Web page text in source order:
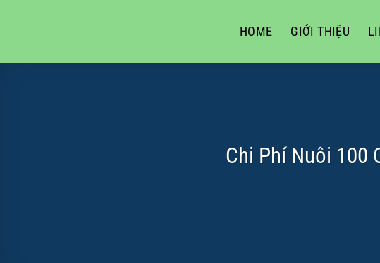
HOME GIỚI THIỆU
Chi Phí Nuôi 100